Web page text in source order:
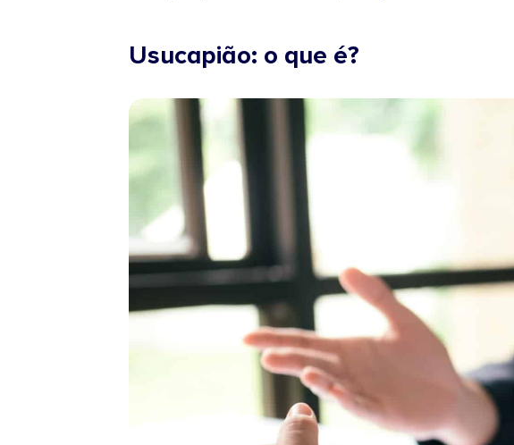
Usucapião: o que é?